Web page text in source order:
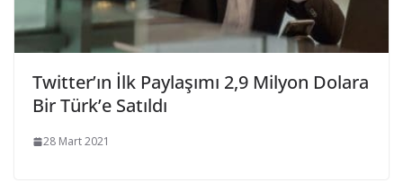
Twitter’ın İlk Paylaşımı 2,9 Milyon Dolara
Bir Türk’e Satıldı
28 Mart 2021